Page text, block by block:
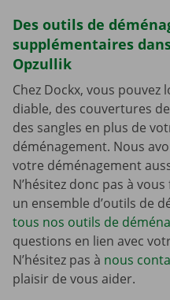
Des outils de
supplémentaires
Opzullik
Chez Dockx, vous
diable, des couvertures
des sangles en plus de
déménagement. Nous
votre déménagement
N’hésitez donc pas à
un ensemble d’outils de
tous nos outils de
questions en lien avec
N’hésitez pas à nous
plaisir de vous aider.